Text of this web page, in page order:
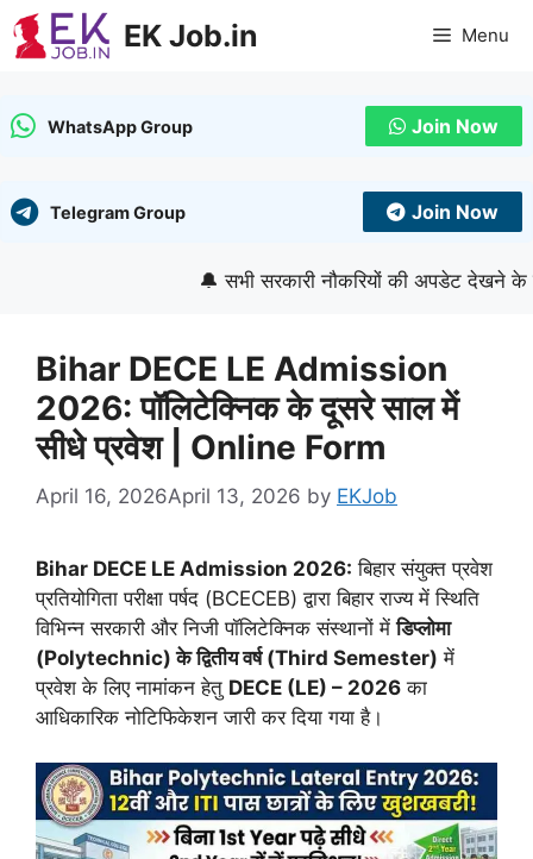
Skip
to
EK Job.in Menu
WhatsApp Group Join Now
Telegram Group Join Now
🔔 सभी सरकारी नौकरियों की अपडेट देखने के
Bihar DECE LE Admission
2026: पॉलिटेक्निक के दूसरे साल में
सीधे प्रवेश | Online Form
April 16, 2026April 13, 2026 by EKJob
Bihar DECE LE Admission 2026: बिहार संयुक्त प्रवेश
प्रतियोगिता परीक्षा पर्षद (BCECEB) द्वारा बिहार राज्य में स्थिति
विभिन्न सरकारी और निजी पॉलिटेक्निक संस्थानों मेंडिप्लोमा
(Polytechnic) के द्वितीय वर्ष (Third Semester) में
प्रवेश के लिए नामांकन हेतु DECE (LE) – 2026 का
आधिकारिक नोटिफिकेशन जारी कर दिया गया है।